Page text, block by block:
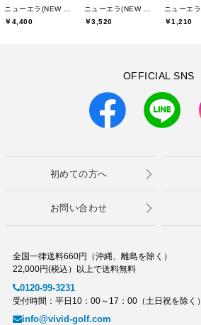
￥4,400
￥3,520
￥1,210
OFFICIAL SNS
初めての方へ
お問い合わせ
全国一律送料660円（沖縄、離島を除く）
22,000円(税込）以上で送料無料
0120-99-3231
受付時間：平日10：00～17：00（土日祝を除く）
info@vivid-golf.com